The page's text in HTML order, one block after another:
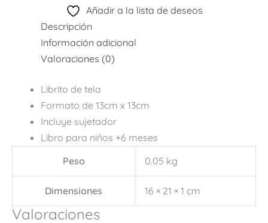
Añadir a la lista de deseos
Descripción
Información adicional
Valoraciones (0)
Librito de tela
Formato de 13cm x 13cm
Incluye sujetador
Libro para niños +6 meses
Peso
0.05 kg
Dimensiones 16 × 21 × 1 cm
Valoraciones